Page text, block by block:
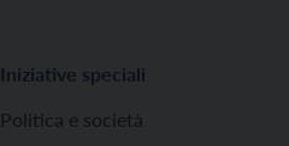
Iniziative speciali
Politica e società